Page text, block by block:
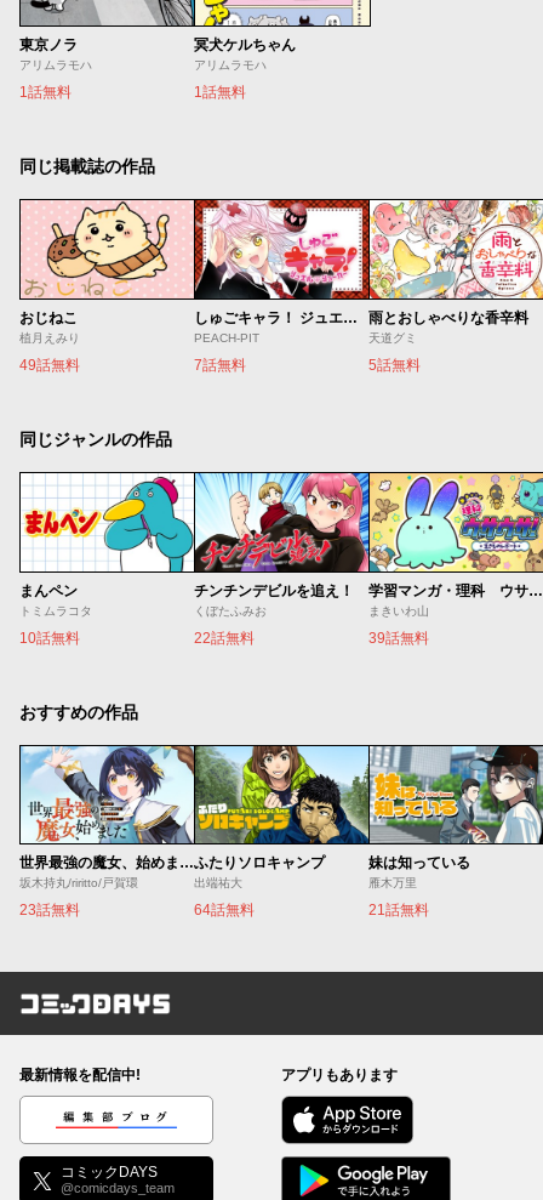
東京ノラ
アリムラモハ
1話無料
冥犬ケルちゃん
アリムラモハ
1話無料
同じ掲載誌の作品
おじねこ
植月えみり
49話無料
しゅごキャラ！ ジュエルジョーカー
PEACH-PIT
7話無料
雨とおしゃべりな香辛料
天道グミ
5話無料
同じジャンルの作品
まんペン
トミムラコタ
10話無料
チンチンデビルを追え！
くぼたふみお
22話無料
学習マンガ・理科 ウサウサ！
まきいわ山
39話無料
おすすめの作品
世界最強の魔女、始めました ～私だけ『攻略サイト』を見れる世界で自由に生きます～
坂木持丸/riritto/戸賀環
23話無料
ふたりソロキャンプ
出端祐大
64話無料
妹は知っている
雁木万里
21話無料
コミックDAYS
最新情報を配信中!
編集部ブログ
コミックDAYS
@comicdays_team
アプリもあります